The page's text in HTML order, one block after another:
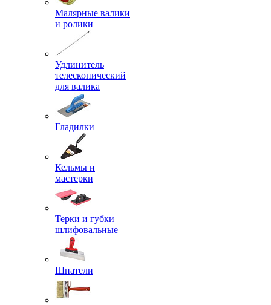
Малярные валики
и ролики
Удлинитель
телескопический
для валика
Гладилки
Кельмы и
мастерки
Терки и губки
шлифовальные
Шпатели